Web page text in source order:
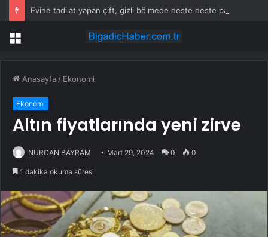
Menü
Anasayfa / Ekonomi
Ekonomi
Altın fiyatlarında yeni zirve
NURCAN BAYRAM Mart 29, 2024 0 0
1 dakika okuma süresi